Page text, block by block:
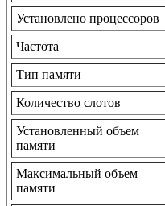
Установлено процессоров
Частота
Тип памяти
Количество слотов
Установленный объем
памяти
Максимальный объем
памяти